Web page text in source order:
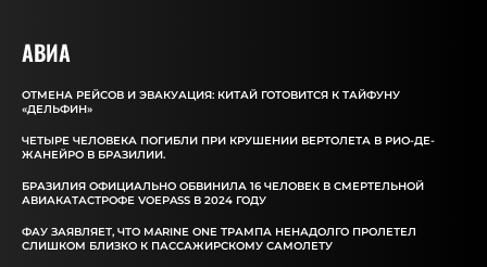
АВИА
ОТМЕНА РЕЙСОВ И ЭВАКУАЦИЯ: КИТАЙ ГОТОВИТСЯ К ТАЙФУНУ
«ДЕЛЬФИН»
ЧЕТЫРЕ ЧЕЛОВЕКА ПОГИБЛИ ПРИ КРУШЕНИИ ВЕРТОЛЕТА В РИО-ДЕ-
ЖАНЕЙРО В БРАЗИЛИИ.
БРАЗИЛИЯ ОФИЦИАЛЬНО ОБВИНИЛА 16 ЧЕЛОВЕК В СМЕРТЕЛЬНОЙ
АВИАКАТАСТРОФЕ VOEPASS В 2024 ГОДУ
ФАУ ЗАЯВЛЯЕТ, ЧТО MARINE ONE ТРАМПА НЕНАДОЛГО ПРОЛЕТЕЛ
СЛИШКОМ БЛИЗКО К ПАССАЖИРСКОМУ САМОЛЕТУ